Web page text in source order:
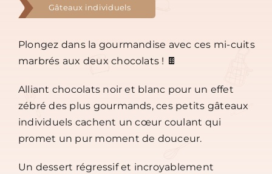
Gâteaux individuels
Plongez dans la gourmandise avec ces mi-cuits
marbrés aux deux chocolats ! 🍫
Alliant chocolats noir et blanc pour un effet
zébré des plus gourmands, ces petits gâteaux
individuels cachent un cœur coulant qui
promet un pur moment de douceur.
Un dessert régressif et incroyablement